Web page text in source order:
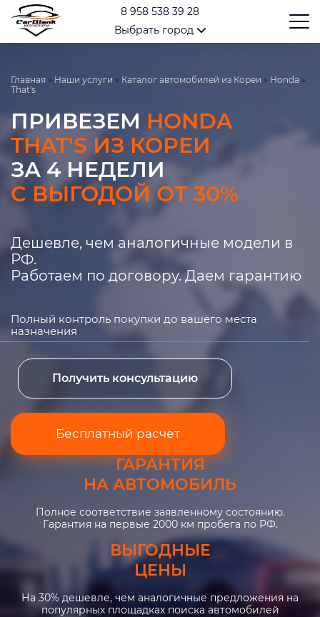
8 958 538 39 28
Выбрать город
Главная » Наши услуги » Каталог автомобилей из Кореи » Honda »
That's
ПРИВЕЗЕМ HONDA
THAT'S ИЗ КОРЕИ
ЗА 4 НЕДЕЛИ
С ВЫГОДОЙ ОТ 30%
Дешевле, чем аналогичные модели в
РФ.
Работаем по договору. Даем гарантию
Полный контроль покупки до вашего места
назначения
Получить консультацию
Бесплатный расчет
ГАРАНТИЯ
НА АВТОМОБИЛЬ
Полное соответствие заявленному состоянию.
Гарантия на первые 2000 км пробега по РФ.
ВЫГОДНЫЕ
ЦЕНЫ
На 30% дешевле, чем аналогичные предложения на
популярных площадках поиска автомобилей